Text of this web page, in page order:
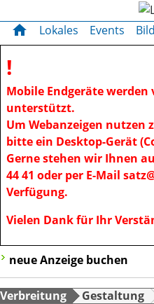
OWZ zum
home Lokales Events
!
Mobile Endgeräte
unterstützt.
Um Webanzeigen nutzen
bitte ein Desktop-Gerät
Gerne stehen wir Ihnen
44 41 oder per E-Mail
Verfügung.
Vielen Dank für Ihr
neue Anzeige buchen
Verbreitung Gestaltung